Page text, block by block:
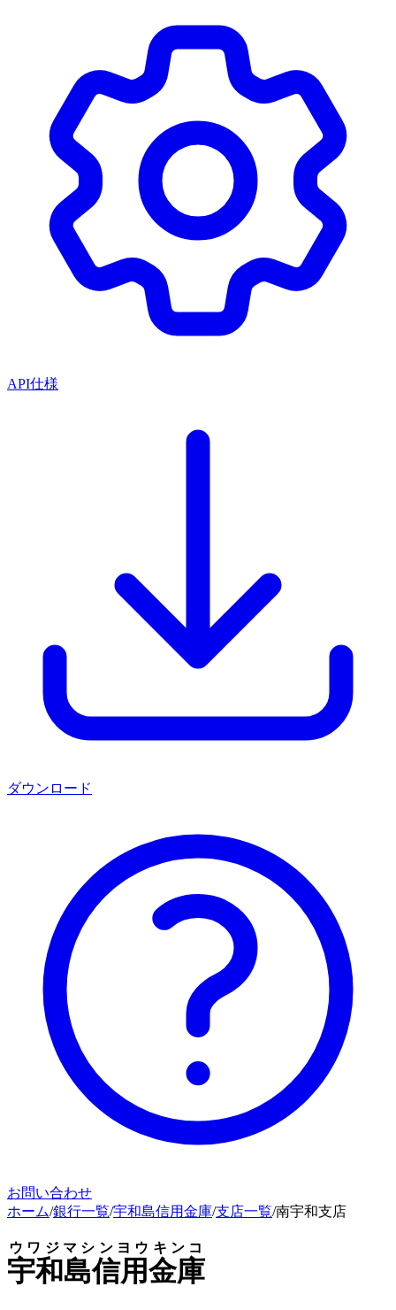
API仕様
ダウンロード
お問い合わせ
ホーム/銀行一覧/宇和島信用金庫/支店一覧/南宇和支店
宇和島信用金庫
ウワジマシンヨウキンコ